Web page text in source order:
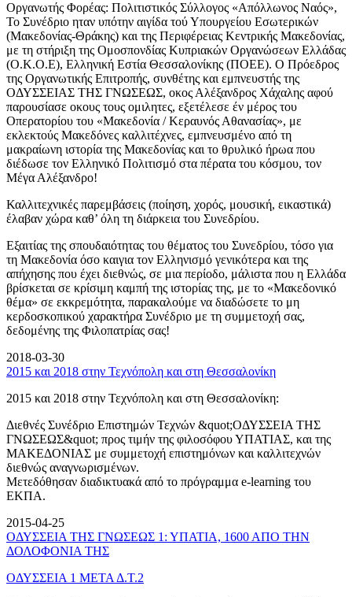
Οργανωτής Φορέας: Πολιτιστικός Σύλλογος «Απόλλωνος Ναός»,
Το Συνέδριο ηταν υπότην αιγίδα τού Υπουργείου Εσωτερικών
(Μακεδονίας-Θράκης) και της Περιφέρειας Κεντρικής Μακεδονίας,
με τη στήριξη της Ομοσπονδίας Κυπριακών Οργανώσεων Ελλάδας
(Ο.Κ.Ο.Ε), Ελληνική Εστία Θεσσαλονίκης (ΠΟΕΕ). Ο Πρόεδρος
της Οργανωτικής Επιτροπής, συνθέτης και εμπνευστής της
ΟΔΥΣΣΕΙΑΣ ΤΗΣ ΓΝΩΣΕΩΣ, οκος Αλέξανδρος Χάχαλης αφού
παρουσίασε οκους τους ομιλητες, εξετέλεσε έν μέρος του
Οπερατορίου του «Μακεδονία / Κεραυνός Αθανασίας», με
εκλεκτούς Μακεδόνες καλλιτέχνες, εμπνευσμένο από τη
μακραίωνη ιστορία της Μακεδονίας και το θρυλικό ήρωα που
διέδωσε τον Ελληνικό Πολιτισμό στα πέρατα του κόσμου, τον
Μέγα Αλέξανδρο!
Καλλιτεχνικές παρεμβάσεις (ποίηση, χορός, μουσική, εικαστικά)
έλαβαν χώρα καθ’ όλη τη διάρκεια του Συνεδρίου.
Εξαιτίας της σπουδαιότητας του θέματος του Συνεδρίου, τόσο για
τη Μακεδονία όσο καιγια τον Ελληνισμό γενικότερα και της
απήχησης που έχει διεθνώς, σε μια περίοδο, μάλιστα που η Ελλάδα
βρίσκεται σε κρίσιμη καμπή της ιστορίας της, με το «Μακεδονικό
θέμα» σε εκκρεμότητα, παρακαλούμε να διαδώσετε το μη
κερδοσκοπικού χαρακτήρα Συνέδριο με τη συμμετοχή σας,
δεδομένης της Φιλοπατρίας σας!
2018-03-30
2015 και 2018 στην Τεχνόπολη και στη Θεσσαλονίκη
2015 και 2018 στην Τεχνόπολη και στη Θεσσαλονίκη:
Διεθνές Συνέδριο Επιστημών Τεχνών &quot;ΟΔΥΣΣΕΙΑ ΤΗΣ
ΓΝΩΣΕΩΣ&quot; προς τιμήν της φιλοσόφου ΥΠΑΤΙΑΣ, και της
ΜΑΚΕΔΟΝΙΑΣ με συμμετοχή επιστημόνων και καλλιτεχνών
διεθνώς αναγνωρισμένων.
Μετεδόθησαν διαδικτυακά από το πρόγραμμα e-learning του
ΕΚΠΑ.
2015-04-25
ΟΔΥΣΣΕΙΑ ΤΗΣ ΓΝΩΣΕΩΣ 1: ΥΠΑΤΙΑ, 1600 ΑΠΟ ΤΗΝ
ΔΟΛΟΦΟΝΙΑ ΤΗΣ
ΟΔΥΣΣΕΙΑ 1 ΜΕΤΑ Δ.Τ.2